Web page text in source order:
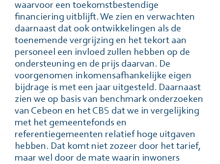
waarvoor een toekomstbestendige
financiering uitblijft. We zien en verwachten
daarnaast dat ook ontwikkelingen als de
toenemende vergrijzing en het tekort aan
personeel een invloed zullen hebben op de
ondersteuning en de prijs daarvan. De
voorgenomen inkomensafhankelijke eigen
bijdrage is met een jaar uitgesteld. Daarnaast
zien we op basis van benchmark onderzoeken
van Cebeon en het CBS dat we in vergelijking
met het gemeentefonds en
referentiegemeenten relatief hoge uitgaven
hebben. Dat komt niet zozeer door het tarief,
maar wel door de mate waarin inwoners